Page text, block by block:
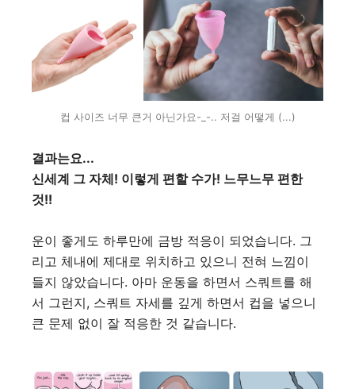
컵 사이즈 너무 큰거 아닌가요-_-.. 저걸 어떻게 (...)
결과는요...
신세계 그 자체! 이렇게 편할 수가! 느무느무 편한
것!!
운이 좋게도 하루만에 금방 적응이 되었습니다. 그
리고 체내에 제대로 위치하고 있으니 전혀 느낌이
들지 않았습니다. 아마 운동을 하면서 스쿼트를 해
서 그런지, 스쿼트 자세를 깊게 하면서 컵을 넣으니
큰 문제 없이 잘 적응한 것 같습니다.